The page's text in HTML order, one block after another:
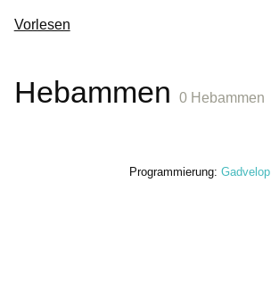
Vorlesen
Hebammen 0 Hebammen
Programmierung: Gadvelop